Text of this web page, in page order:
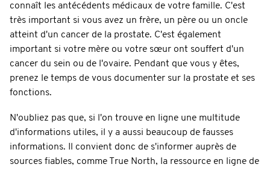
connaît les antécédents médicaux de votre famille. C'est
très important si vous avez un frère, un père ou un oncle
atteint d'un cancer de la prostate. C'est également
important si votre mère ou votre sœur ont souffert d'un
cancer du sein ou de l'ovaire. Pendant que vous y êtes,
prenez le temps de vous documenter sur la prostate et ses
fonctions.
N'oubliez pas que, si l'on trouve en ligne une multitude
d'informations utiles, il y a aussi beaucoup de fausses
informations. Il convient donc de s'informer auprès de
sources fiables, comme True North, la ressource en ligne de